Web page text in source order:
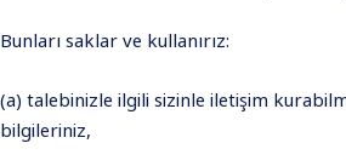
Bunları saklar ve kullanırız:
(a) talebinizle ilgili sizinle iletişim
bilgileriniz,